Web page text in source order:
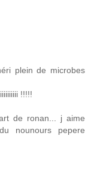
plein de microbes
!!!!!
de ronan... j aime
nounours pepere